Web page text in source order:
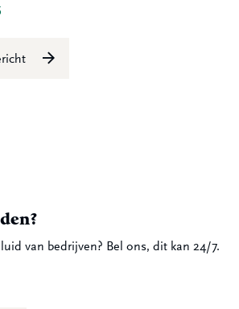
van bedrijven? Bel ons, dit kan 24/7.